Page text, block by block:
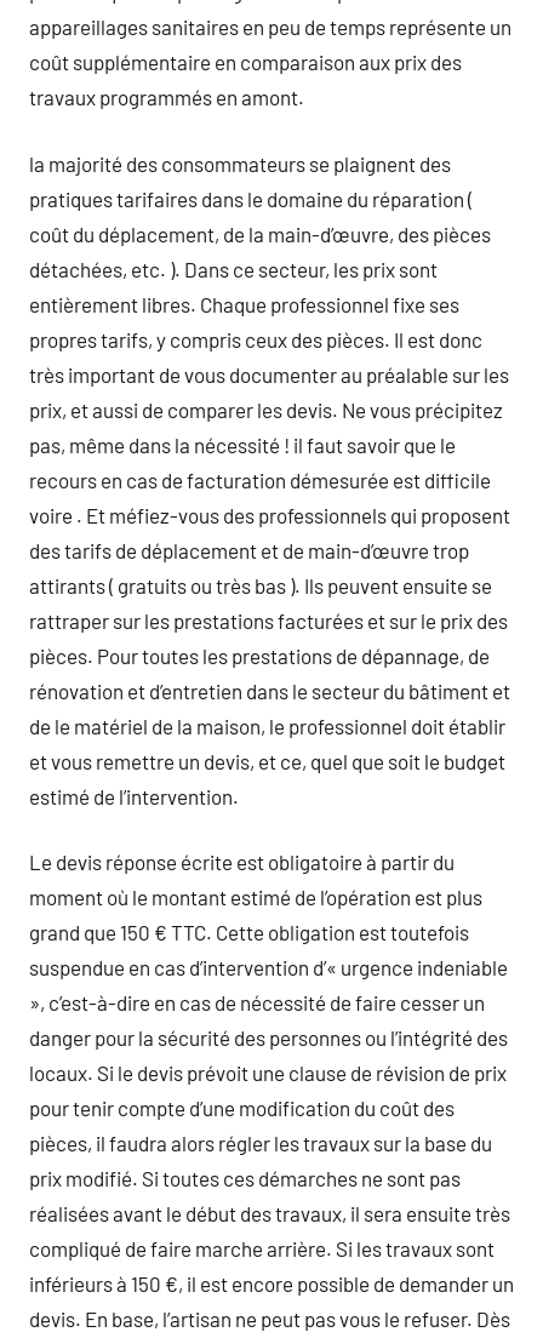
appareillages sanitaires en peu de temps représente un
coût supplémentaire en comparaison aux prix des
travaux programmés en amont.
la majorité des consommateurs se plaignent des
pratiques tarifaires dans le domaine du réparation (
coût du déplacement, de la main-d’œuvre, des pièces
détachées, etc. ). Dans ce secteur, les prix sont
entièrement libres. Chaque professionnel fixe ses
propres tarifs, y compris ceux des pièces. Il est donc
très important de vous documenter au préalable sur les
prix, et aussi de comparer les devis. Ne vous précipitez
pas, même dans la nécessité ! il faut savoir que le
recours en cas de facturation démesurée est difficile
voire . Et méfiez-vous des professionnels qui proposent
des tarifs de déplacement et de main-d’œuvre trop
attirants ( gratuits ou très bas ). Ils peuvent ensuite se
rattraper sur les prestations facturées et sur le prix des
pièces. Pour toutes les prestations de dépannage, de
rénovation et d’entretien dans le secteur du bâtiment et
de le matériel de la maison, le professionnel doit établir
et vous remettre un devis, et ce, quel que soit le budget
estimé de l’intervention.
Le devis réponse écrite est obligatoire à partir du
moment où le montant estimé de l’opération est plus
grand que 150 € TTC. Cette obligation est toutefois
suspendue en cas d’intervention d’« urgence indeniable
», c’est-à-dire en cas de nécessité de faire cesser un
danger pour la sécurité des personnes ou l’intégrité des
locaux. Si le devis prévoit une clause de révision de prix
pour tenir compte d’une modification du coût des
pièces, il faudra alors régler les travaux sur la base du
prix modifié. Si toutes ces démarches ne sont pas
réalisées avant le début des travaux, il sera ensuite très
compliqué de faire marche arrière. Si les travaux sont
inférieurs à 150 €, il est encore possible de demander un
devis. En base, l’artisan ne peut pas vous le refuser. Dès